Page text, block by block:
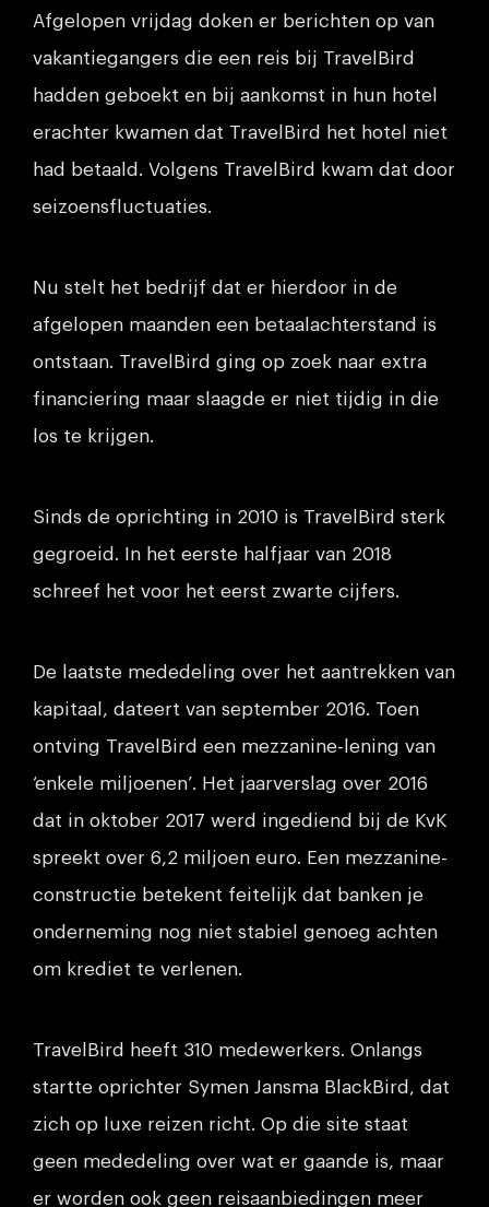
Afgelopen vrijdag doken er berichten op van
vakantiegangers die een reis bij TravelBird
hadden geboekt en bij aankomst in hun hotel
erachter kwamen dat TravelBird het hotel niet
had betaald. Volgens TravelBird kwam dat door
seizoensfluctuaties.
Nu stelt het bedrijf dat er hierdoor in de
afgelopen maanden een betaalachterstand is
ontstaan. TravelBird ging op zoek naar extra
financiering maar slaagde er niet tijdig in die
los te krijgen.
Sinds de oprichting in 2010 is TravelBird sterk
gegroeid. In het eerste halfjaar van 2018
schreef het voor het eerst zwarte cijfers.
De laatste mededeling over het aantrekken van
kapitaal, dateert van september 2016. Toen
ontving TravelBird een mezzanine-lening van
‘enkele miljoenen’. Het jaarverslag over 2016
dat in oktober 2017 werd ingediend bij de KvK
spreekt over 6,2 miljoen euro. Een mezzanine-
constructie betekent feitelijk dat banken je
onderneming nog niet stabiel genoeg achten
om krediet te verlenen.
TravelBird heeft 310 medewerkers. Onlangs
startte oprichter Symen Jansma BlackBird, dat
zich op luxe reizen richt. Op die site staat
geen mededeling over wat er gaande is, maar
er worden ook geen reisaanbiedingen meer